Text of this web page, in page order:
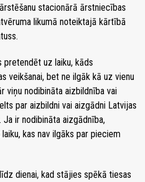
stacionārā ārstniecības
likumā noteiktajā kārtībā
uz laiku, kāds
veikšanai, bet ne ilgāk kā uz vienu
viņu nodibināta aizbildnība vai
par aizbildni vai aizgādni Latvijas
ir nodibināta aizgādnība,
kas nav ilgāks par pieciem
dienai, kad stājies spēkā tiesas